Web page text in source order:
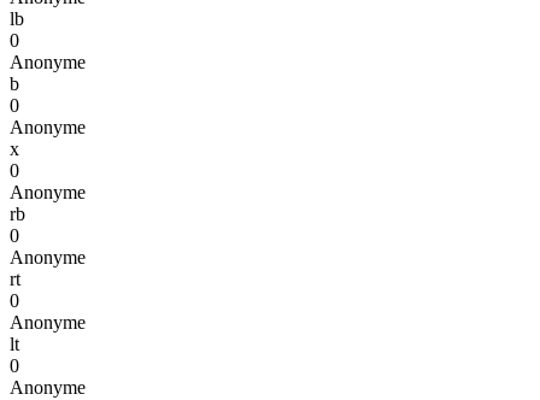
lb
0
Anonyme
b
0
Anonyme
x
0
Anonyme
rb
0
Anonyme
rt
0
Anonyme
lt
0
Anonyme